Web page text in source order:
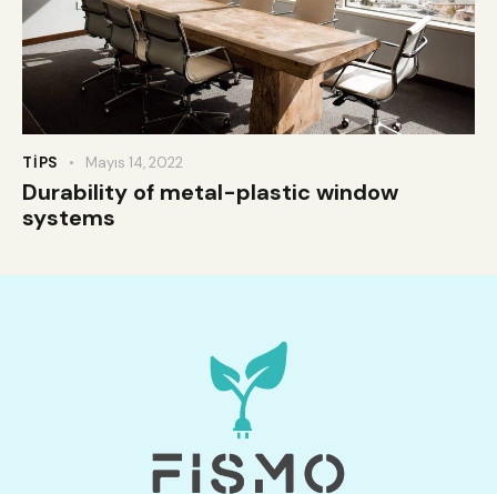
TIPS Mayıs 14, 2022
Durability of metal-plastic window
systems